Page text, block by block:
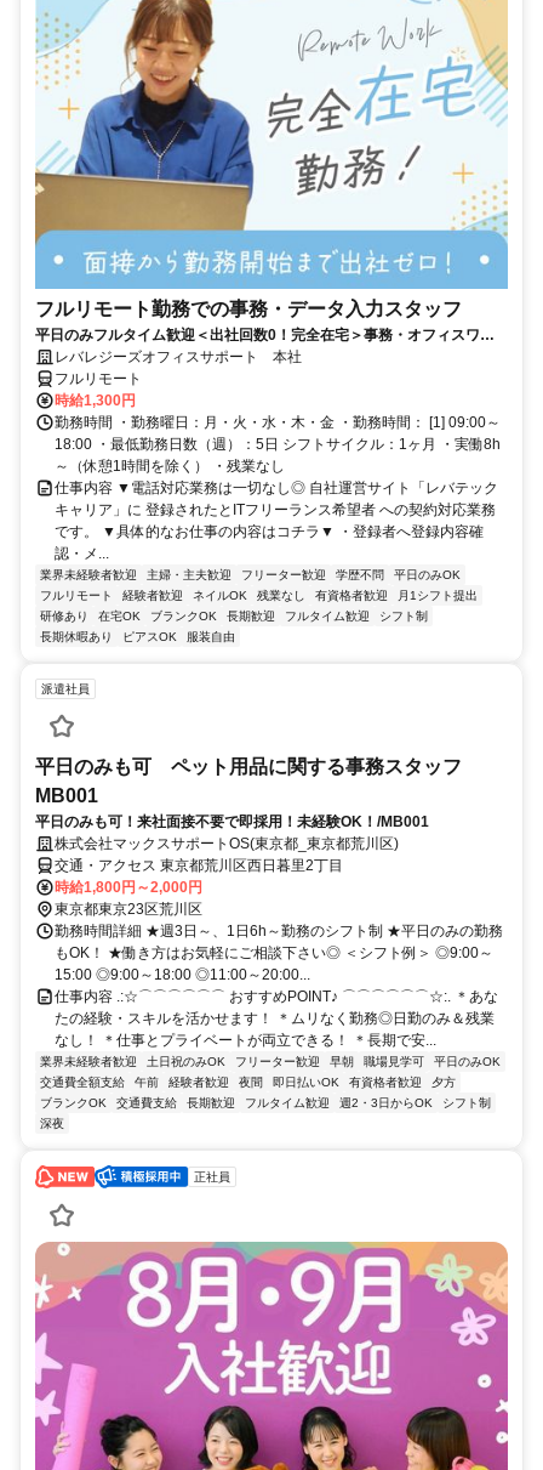
フルリモート勤務での事務・データ入力スタッフ
平日のみフルタイム歓迎＜出社回数0！完全在宅＞事務・オフィスワー
ク経験者の募集★家事・育児と両立している方多数★
レバレジーズオフィスサポート 本社
フルリモート
時給1,300円
勤務時間 ・勤務曜日：月・火・水・木・金 ・勤務時間： [1] 09:00～
18:00 ・最低勤務日数（週）：5日 シフトサイクル：1ヶ月 ・実働8h
～（休憩1時間を除く） ・残業なし
仕事内容 ▼電話対応業務は一切なし◎ 自社運営サイト「レバテック
キャリア」に 登録されたとITフリーランス希望者 への契約対応業務
です。 ▼具体的なお仕事の内容はコチラ▼ ・登録者へ登録内容確
認・メ...
業界未経験者歓迎 主婦・主夫歓迎 フリーター歓迎 学歴不問
平日のみOK
フルリモート
経験者歓迎 ネイルOK 残業なし 有資格者歓迎
月1シフト提出
研修あり
在宅OK ブランクOK 長期歓迎 フルタイム歓迎
シフト制
長期休暇あり
ピアスOK 服装自由
派遣社員
平日のみも可 ペット用品に関する事務スタッフ
MB001
平日のみも可！来社面接不要で即採用！未経験OK！/MB001
株式会社マックスサポートOS(東京都_東京都荒川区)
交通・アクセス 東京都荒川区西日暮里2丁目
時給1,800円～2,000円
東京都東京23区荒川区
勤務時間詳細 ★週3日～、1日6h～勤務のシフト制 ★平日のみの勤務
もOK！ ★働き方はお気軽にご相談下さい◎ ＜シフト例＞ ◎9:00～
15:00 ◎9:00～18:00 ◎11:00～20:00...
仕事内容 .:☆⌒⌒⌒⌒⌒⌒ おすすめPOINT♪ ⌒⌒⌒⌒⌒⌒☆:. ＊あな
たの経験・スキルを活かせます！ ＊ムリなく勤務◎日勤のみ＆残業
なし！ ＊仕事とプライベートが両立できる！ ＊長期で安...
業界未経験者歓迎 土日祝のみOK フリーター歓迎 早朝 職場見学可
平日のみOK
交通費全額支給
午前 経験者歓迎 夜間 即日払いOK 有資格者歓迎
夕方
ブランクOK
交通費支給 長期歓迎 フルタイム歓迎 週2・3日からOK
シフト制
深夜
正社員